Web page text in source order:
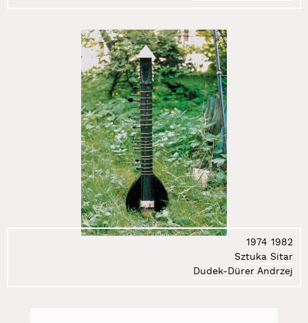
1974 1982
Sztuka Sitar
Dudek-Dürer Andrzej